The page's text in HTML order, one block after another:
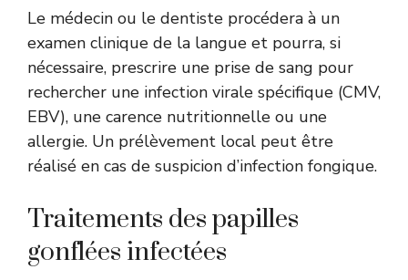
Le médecin ou le dentiste procédera à un
examen clinique de la langue et pourra, si
nécessaire, prescrire une prise de sang pour
rechercher une infection virale spécifique (CMV,
EBV), une carence nutritionnelle ou une
allergie. Un prélèvement local peut être
réalisé en cas de suspicion d’infection fongique.
Traitements des papilles
gonflées infectées